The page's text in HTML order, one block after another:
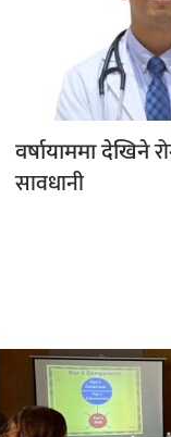
वर्षायाममा देखिने
सावधानी